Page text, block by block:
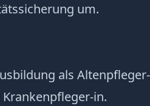
um.
als
in.